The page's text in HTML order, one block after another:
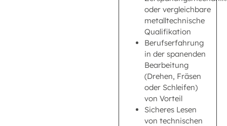
oder vergleichbare
metalltechnische
Qualifikation
Berufserfahrung
in der spanenden
Bearbeitung
(Drehen, Fräsen
oder Schleifen)
von Vorteil
Sicheres Lesen
von technischen